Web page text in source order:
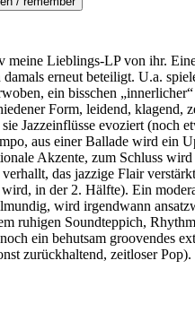
Lieblings-LP von ihr.
erneut beteiligt. U.a.
ein bisschen
Form, leidend,
Jazzeinflüsse evoziert (noch
aus einer Ballade wird ein
Akzente, zum Schluss
das jazzige Flair
in der 2. Hälfte). Ein
wird irgendwann
ruhigen Soundteppich,
ein behutsam groovendes
zurückhaltend, zeitloser